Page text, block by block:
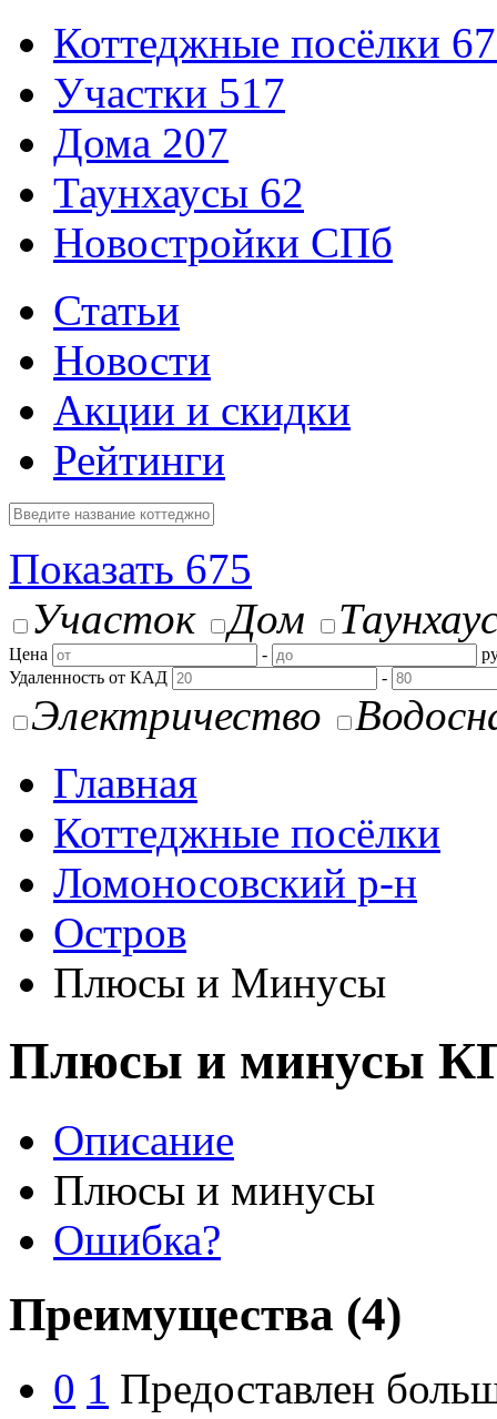
Коттеджные посёлки
Участки 517
Дома 207
Таунхаусы 62
Новостройки СПб
Статьи
Новости
Акции и скидки
Рейтинги
Показать 675
Участок
Дом
Цена -
Удаленность от КАД
-
Электричество
Главная
Коттеджные посёлки
Ломоносовский р-н
Остров
Плюсы и Минусы
Плюсы и минусы
Описание
Плюсы и минусы
Ошибка?
Преимущества (4)
0 1 Предоставлен